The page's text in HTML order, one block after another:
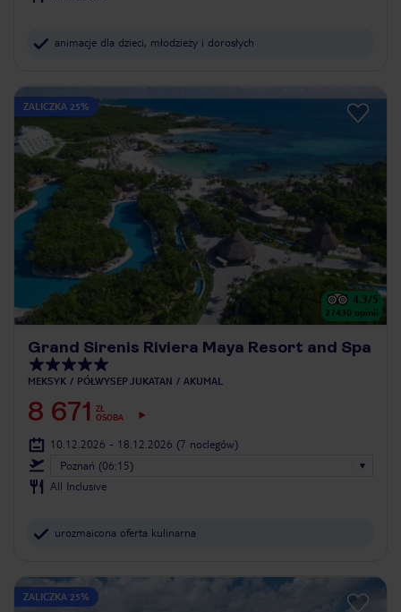
animacje dla dzieci, młodzieży i dorosłych
ZALICZKA 25%
4.3/5
27430 opinii
Grand Sirenis Riviera Maya Resort and Spa
MEKSYK PÓŁWYSEP JUKATAN AKUMAL
8 671
ZŁ
OSOBA
10.12.2026 - 18.12.2026 (7 noclegów)
Poznań (06:15)
All Inclusive
urozmaicona oferta kulinarna
ZALICZKA 25%